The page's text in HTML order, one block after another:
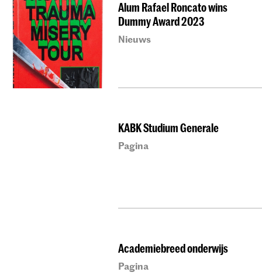
Alum Rafael Roncato wins
Dummy Award 2023
Nieuws
KABK Studium Generale
Pagina
Academiebreed onderwijs
Pagina